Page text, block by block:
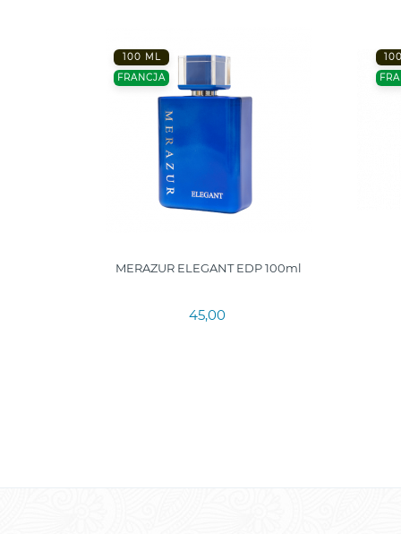
100 ML
FRANCJA
MERAZUR ELEGANT EDP 100ml
45,00